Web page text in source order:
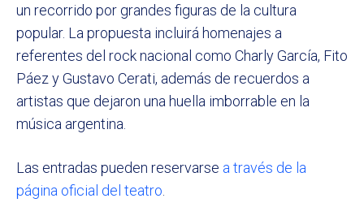
un recorrido por grandes figuras de la cultura
popular. La propuesta incluirá homenajes a
referentes del rock nacional como Charly García, Fito
Páez y Gustavo Cerati, además de recuerdos a
artistas que dejaron una huella imborrable en la
música argentina.
Las entradas pueden reservarse a través de la
página oficial del teatro